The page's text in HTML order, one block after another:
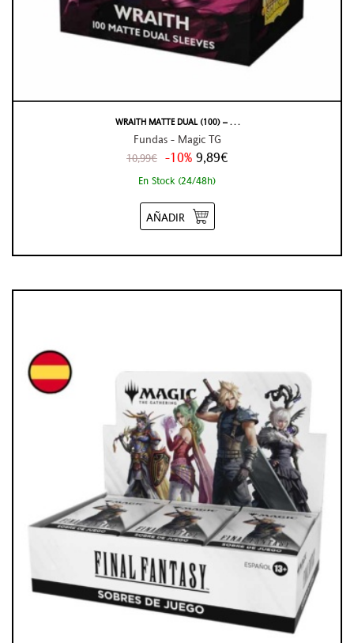
WRAITH MATTE DUAL (100) – . . .
Fundas - Magic TG
10,99€ -10% 9,89€
En Stock (24/48h)
AÑADIR